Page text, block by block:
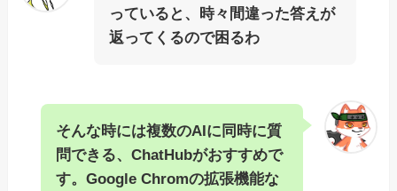
っていると、時々間違った答えが
返ってくるので困るわ
そんな時には複数のAIに同時に質
問できる、ChatHubがおすすめで
す。Google Chromの拡張機能な